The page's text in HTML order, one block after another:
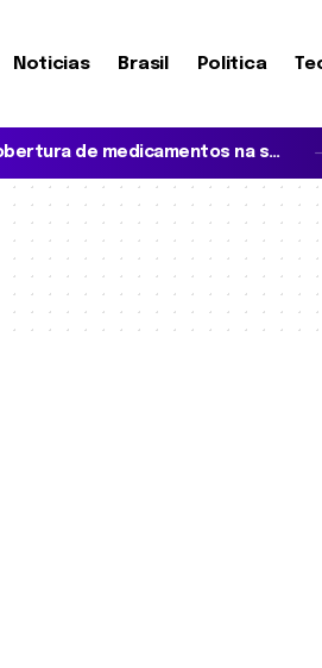
Noticias Brasil Politica
O que realmente define a cobertura de medicamentos na saúde suplementar?